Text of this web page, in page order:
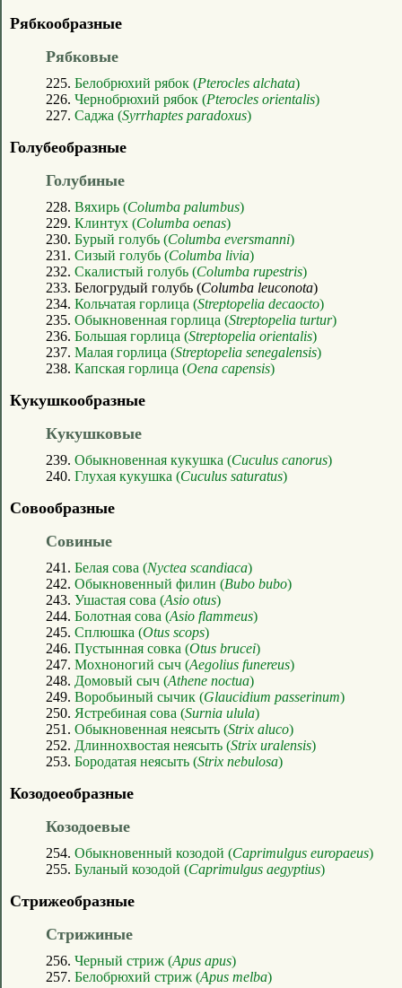
Рябкообразные
Рябковые
225. Белобрюхий рябок (Pterocles alchata)
226. Чернобрюхий рябок (Pterocles orientalis)
227. Саджа (Syrrhaptes paradoxus)
Голубеобразные
Голубиные
228. Вяхирь (Columba palumbus)
229. Клинтух (Columba oenas)
230. Бурый голубь (Columba eversmanni)
231. Сизый голубь (Columba livia)
232. Скалистый голубь (Columba rupestris)
233. Белогрудый голубь (Columba leuconota)
234. Кольчатая горлица (Streptopelia decaocto)
235. Обыкновенная горлица (Streptopelia turtur)
236. Большая горлица (Streptopelia orientalis)
237. Малая горлица (Streptopelia senegalensis)
238. Капская горлица (Oena capensis)
Кукушкообразные
Кукушковые
239. Обыкновенная кукушка (Cuculus canorus)
240. Глухая кукушка (Cuculus saturatus)
Совообразные
Совиные
241. Белая сова (Nyctea scandiaca)
242. Обыкновенный филин (Bubo bubo)
243. Ушастая сова (Asio otus)
244. Болотная сова (Asio flammeus)
245. Сплюшка (Otus scops)
246. Пустынная совка (Otus brucei)
247. Мохноногий сыч (Aegolius funereus)
248. Домовый сыч (Athene noctua)
249. Воробьиный сычик (Glaucidium passerinum)
250. Ястребиная сова (Surnia ulula)
251. Обыкновенная неясыть (Strix aluco)
252. Длиннохвостая неясыть (Strix uralensis)
253. Бородатая неясыть (Strix nebulosa)
Козодоеобразные
Козодоевые
254. Обыкновенный козодой (Caprimulgus europaeus)
255. Буланый козодой (Caprimulgus aegyptius)
Стрижеобразные
Стрижиные
256. Черный стриж (Apus apus)
257. Белобрюхий стриж (Apus melba)